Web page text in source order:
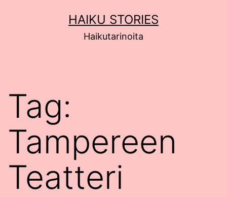
HAIKU STORIES
Haikutarinoita
Tag:
Tampereen
Teatteri